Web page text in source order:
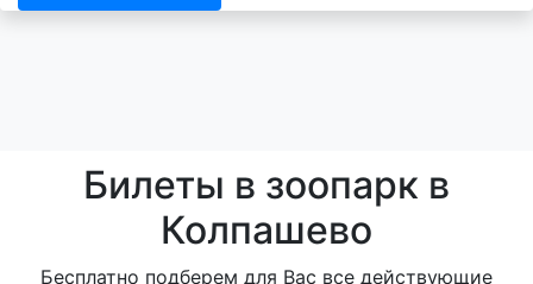
Билеты в зоопарк в
Колпашево
Бесплатно подберем для Вас все действующие